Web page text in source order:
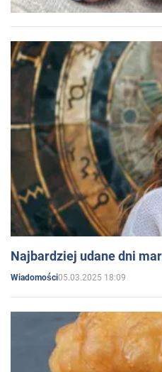
Najbardziej udane dni
Wiadomości05.03.2025 18:09